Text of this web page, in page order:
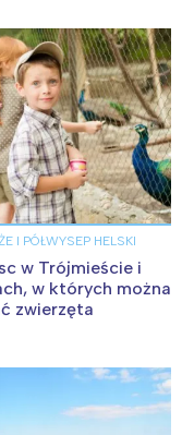
I PÓŁWYSEP HELSKI
w Trójmieście i
w których można
zwierzęta